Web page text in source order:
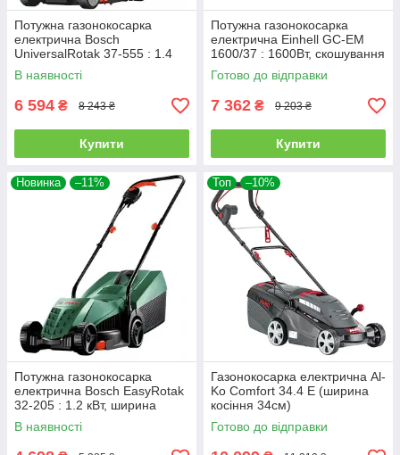
Потужна газонокосарка
електрична Bosch
UniversalRotak 37-555 : 1.4
кВт, ширина захвата 37 см
(06008A6501)
В наявності
6 594 ₴ 8 243 ₴
Купити
Потужна газонокосарка
електрична Einhell GC-EM
1600/37 : 1600Вт, скошування
37см (3400080)
Готово до відправки
7 362 ₴ 9 203 ₴
Купити
Новинка –11%
Потужна газонокосарка
електрична Bosch EasyRotak
32-205 : 1.2 кВт, ширина
захвата 32 см (06008A6300)
В наявності
Топ –10%
Газонокосарка електрична Al-
Ko Comfort 34.4 E (ширина
косіння 34см)
Готово до відправки